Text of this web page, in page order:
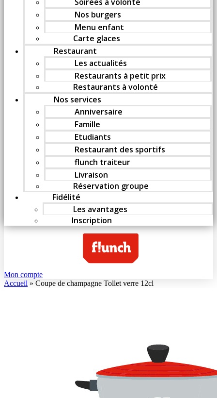
Nos burgers
Menu enfant
Carte glaces
Restaurant
Les actualités
Restaurants à petit prix
Restaurants à volonté
Nos services
Anniversaire
Famille
Etudiants
Restaurant des sportifs
flunch traiteur
Livraison
Réservation groupe
Fidélité
Les avantages
Inscription
Mon compte
Accueil » Coupe de champagne Tollet verre 12cl